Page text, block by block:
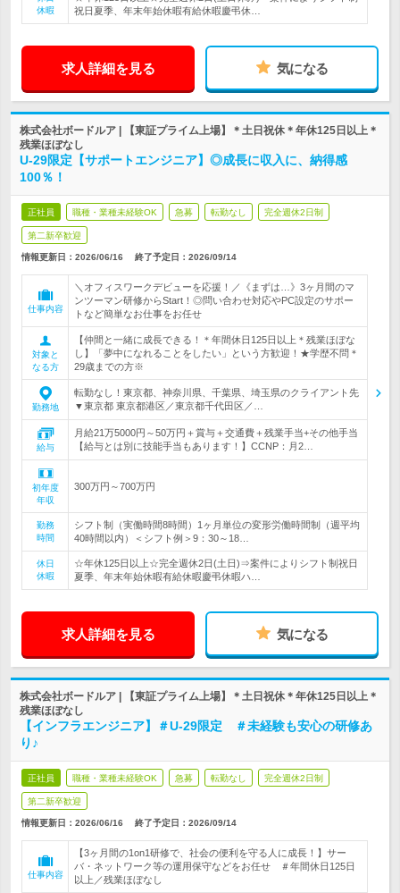
休暇
祝日夏季、年末年始休暇有給休暇慶弔休…
求人詳細を見る 気になる
株式会社ボードルア | 【東証プライム上場】＊土日祝休＊年休125日以上＊
残業ほぼなし
U-29限定【サポートエンジニア】◎成長に収入に、納得感
100％！
正社員 職種・業種未経験OK 急募 転勤なし 完全週休2日制
第二新卒歓迎
情報更新日：2026/06/16 終了予定日： 2026/09/14
仕事内容
＼オフィスワークデビューを応援！／《まずは…》3ヶ月間のマ
ンツーマン研修からStart！◎問い合わせ対応やPC設定のサポー
トなど簡単なお仕事をお任せ
対象と
なる方
【仲間と一緒に成長できる！＊年間休日125日以上＊残業ほぼな
し】「夢中になれることをしたい」という方歓迎！★学歴不問＊
29歳までの方※
勤務地
転勤なし！東京都、神奈川県、千葉県、埼玉県のクライアント先
▼東京都 東京都港区／東京都千代田区／…
給与
月給21万5000円～50万円＋賞与＋交通費＋残業手当+その他手当
【給与とは別に技能手当もあります！】CCNP：月2…
初年度
年収
300万円～700万円
勤務
時間
シフト制（実働時間8時間）1ヶ月単位の変形労働時間制（週平均
40時間以内）＜シフト例＞9：30～18…
休日
休暇
☆年休125日以上☆完全週休2日(土日)⇒案件によりシフト制祝日
夏季、年末年始休暇有給休暇慶弔休暇ハ…
求人詳細を見る 気になる
株式会社ボードルア | 【東証プライム上場】＊土日祝休＊年休125日以上＊
残業ほぼなし
【インフラエンジニア】＃U-29限定 ＃未経験も安心の研修あ
り♪
正社員 職種・業種未経験OK 急募 転勤なし 完全週休2日制
第二新卒歓迎
情報更新日：2026/06/16 終了予定日： 2026/09/14
仕事内容
【3ヶ月間の1on1研修で、社会の便利を守る人に成長！】サー
バ・ネットワーク等の運用保守などをお任せ ＃年間休日125日
以上／残業ほぼなし